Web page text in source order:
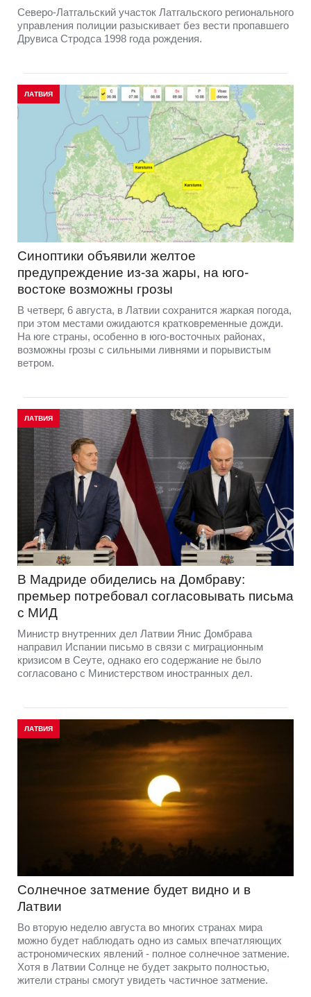
Северо-Латгальский участок Латгальского регионального
управления полиции разыскивает без вести пропавшего
Друвиса Стродса 1998 года рождения.
ЛАТВИЯ
Синоптики объявили желтое
предупреждение из-за жары, на юго-
востоке возможны грозы
В четверг, 6 августа, в Латвии сохранится жаркая погода,
при этом местами ожидаются кратковременные дожди.
На юге страны, особенно в юго-восточных районах,
возможны грозы с сильными ливнями и порывистым
ветром.
ЛАТВИЯ
В Мадриде обиделись на Домбраву:
премьер потребовал согласовывать письма
с МИД
Министр внутренних дел Латвии Янис Домбрава
направил Испании письмо в связи с миграционным
кризисом в Сеуте, однако его содержание не было
согласовано с Министерством иностранных дел.
ЛАТВИЯ
Солнечное затмение будет видно и в
Латвии
Во вторую неделю августа во многих странах мира
можно будет наблюдать одно из самых впечатляющих
астрономических явлений - полное солнечное затмение.
Хотя в Латвии Солнце не будет закрыто полностью,
жители страны смогут увидеть частичное затмение.